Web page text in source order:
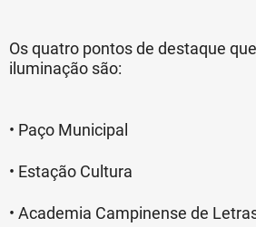
Os quatro pontos de destaque
iluminação são:
• Paço Municipal
• Estação Cultura
• Academia Campinense de